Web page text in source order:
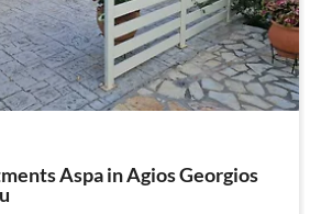
Aspa in Agios Georgios